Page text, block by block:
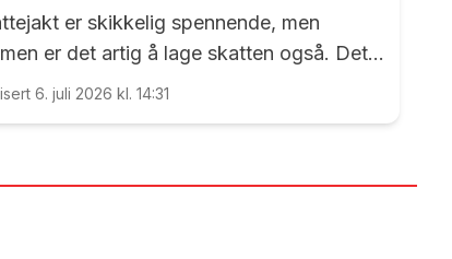
er skikkelig spennende, men
er det artig å lage skatten også. Det
nemlig elevene ved Vilberg barneskole
6. juli 2026 kl. 14:31